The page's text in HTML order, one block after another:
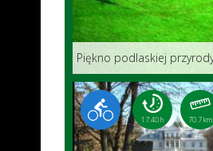
Piękno podlaskiej
17:40 h 70.7 km